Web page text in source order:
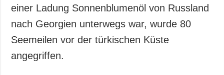
einer Ladung Sonnenblumenöl von Russland
nach Georgien unterwegs war, wurde 80
Seemeilen vor der türkischen Küste
angegriffen.